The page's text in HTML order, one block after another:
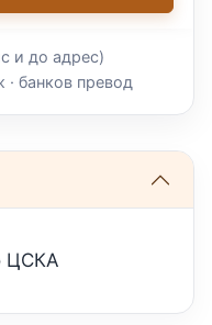
и до адрес)
банков превод
ЦСКА